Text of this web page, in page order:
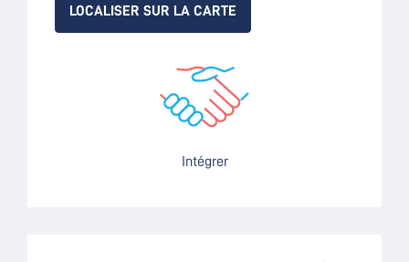
LOCALISER SUR LA CARTE
Intégrer